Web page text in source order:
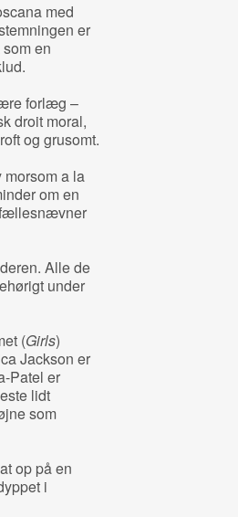
med
er
en
forlæg –
droit moral,
og grusomt.
a la
om en
fællesnævner
Alle de
under
(Girls)
Jackson er
Patel er
lidt
som
op på en
i